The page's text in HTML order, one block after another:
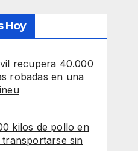
Hoy
recupera 40.000
robadas en una
kilos de pollo en
transportarse sin